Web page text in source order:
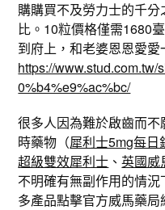
購購買不及勞力士的千
比。10粒價格僅需1680
到府上，和老婆恩恩愛愛
https://
0%b4%e9%ac%bc/
很多人因為難於啟齒而
時藥物（犀利士5mg每日
超級雙效犀利士 、英國威
不明確有無副作用的情
多產品點擊官方威馬藥局